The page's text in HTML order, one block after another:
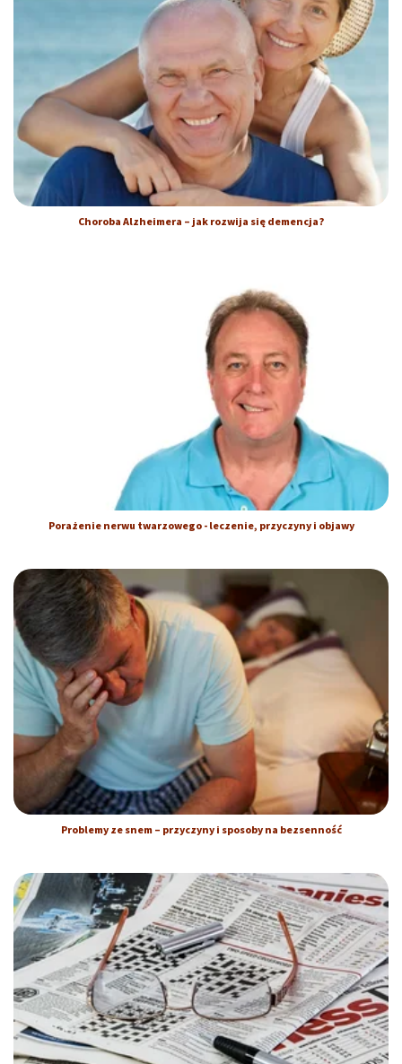
Choroba Alzheimera – jak rozwija się demencja?
Porażenie nerwu twarzowego - leczenie, przyczyny i objawy
Problemy ze snem – przyczyny i sposoby na bezsenność